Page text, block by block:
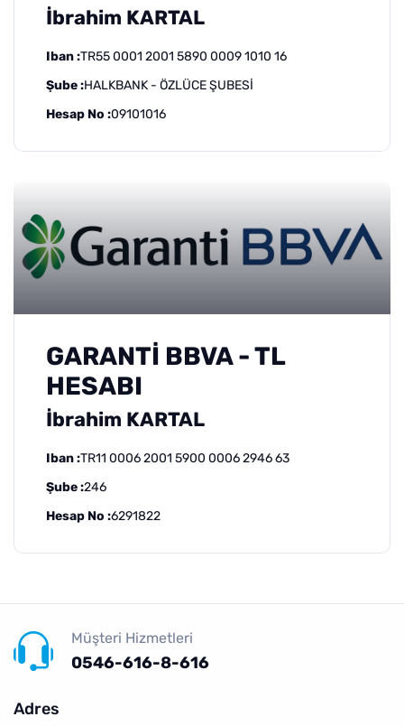
İbrahim KARTAL
Iban :TR55 0001 2001 5890 0009 1010 16
Şube :HALKBANK - ÖZLÜCE ŞUBESİ
Hesap No :09101016
GARANTİ BBVA - TL
HESABI
İbrahim KARTAL
Iban :TR11 0006 2001 5900 0006 2946 63
Şube :246
Hesap No :6291822
Müşteri Hizmetleri
0546-616-8-616
Adres